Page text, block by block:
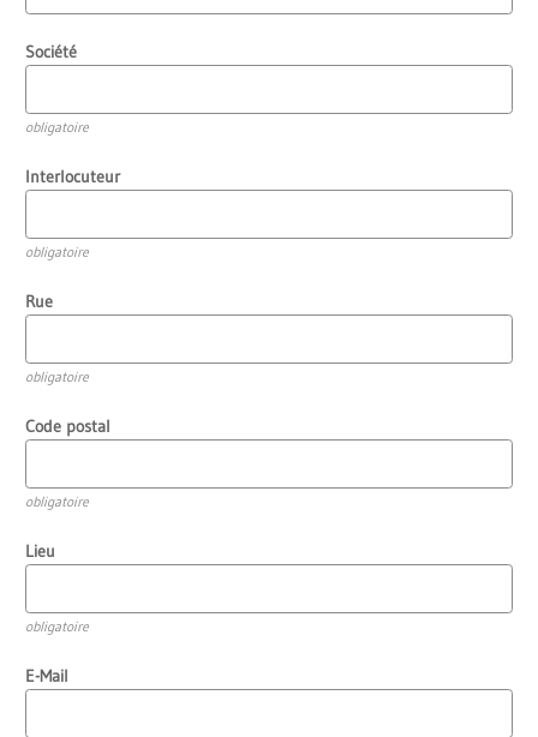
Société
obligatoire
Interlocuteur
obligatoire
Rue
obligatoire
Code postal
obligatoire
Lieu
obligatoire
E-Mail